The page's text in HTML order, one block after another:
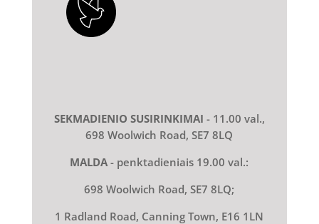
SEKMADIENIO SUSIRINKIMAI - 11.00 val.,
698 Woolwich Road, SE7 8LQ
MALDA- penktadieniais 19.00 val.:
698 Woolwich Road, SE7 8LQ;
1 Radland Road, Canning Town, E16 1LN